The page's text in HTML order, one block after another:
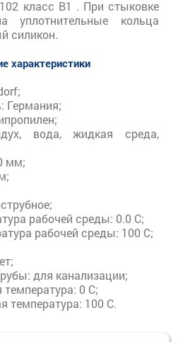
класс B1 . При стыковке
кольца
силикон.
характеристики
Германия;
вода, жидкая среда,
мм;
рабочей среды: 0.0 С;
рабочей среды: 100 С;
для канализации;
0 С;
температура: 100 С.